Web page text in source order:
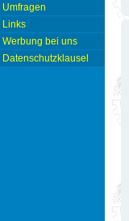
Umfragen
Links
Werbung bei uns
Datenschutzklausel